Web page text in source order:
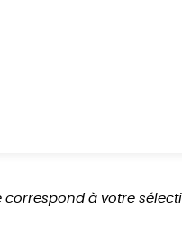
à votre